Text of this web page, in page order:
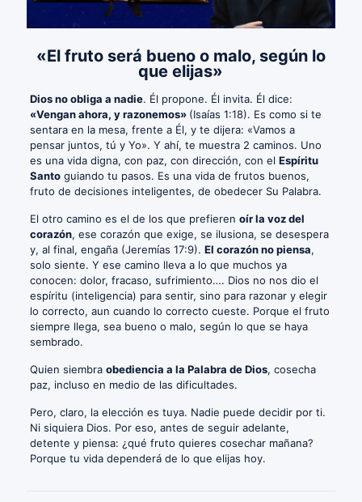
«El fruto será bueno o malo, según lo
que elijas»
Dios no obliga a nadie. Él propone. Él invita. Él dice:
«Vengan ahora, y razonemos» (Isaías 1:18). Es como si te
sentara en la mesa, frente a Él, y te dijera: «Vamos a
pensar juntos, tú y Yo». Y ahí, te muestra 2 caminos. Uno
es una vida digna, con paz, con dirección, con el Espíritu
Santoguiando tu pasos. Es una vida de frutos buenos,
fruto de decisiones inteligentes, de obedecer Su Palabra.
El otro camino es el de los que prefieren oír la voz del
corazón, ese corazón que exige, se ilusiona, se desespera
y, al final, engaña (Jeremías 17:9). El corazón no piensa,
solo siente. Y ese camino lleva a lo que muchos ya
conocen: dolor, fracaso, sufrimiento…. Dios no nos dio el
espíritu (inteligencia) para sentir, sino para razonar y elegir
lo correcto, aun cuando lo correcto cueste. Porque el fruto
siempre llega, sea bueno o malo, según lo que se haya
sembrado.
Quien siembra obediencia a la Palabra de Dios, cosecha
paz, incluso en medio de las dificultades.
Pero, claro, la elección es tuya. Nadie puede decidir por ti.
Ni siquiera Dios. Por eso, antes de seguir adelante,
detente y piensa: ¿qué fruto quieres cosechar mañana?
Porque tu vida dependerá de lo que elijas hoy.